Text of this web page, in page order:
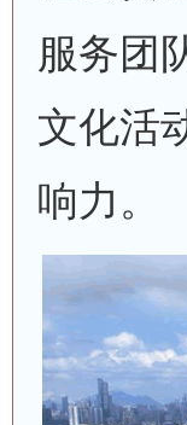
服务团
文化活
响力。